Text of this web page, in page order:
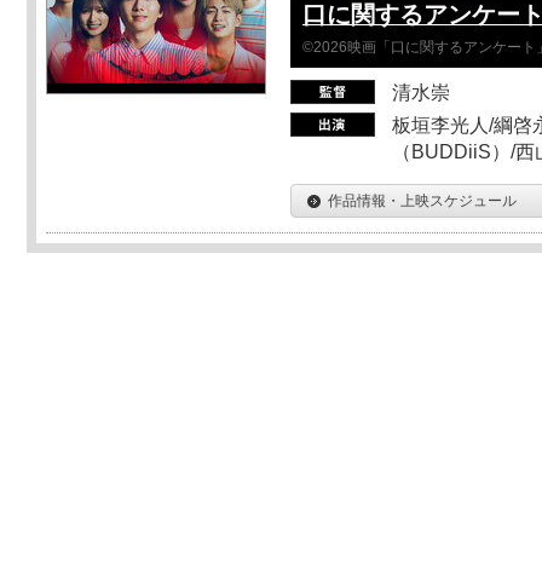
口に関するアンケー
©2026映画「口に関するアンケート
清水崇
板垣李光人/綱啓
（BUDDiiS）/
作品情報・上映スケジュール